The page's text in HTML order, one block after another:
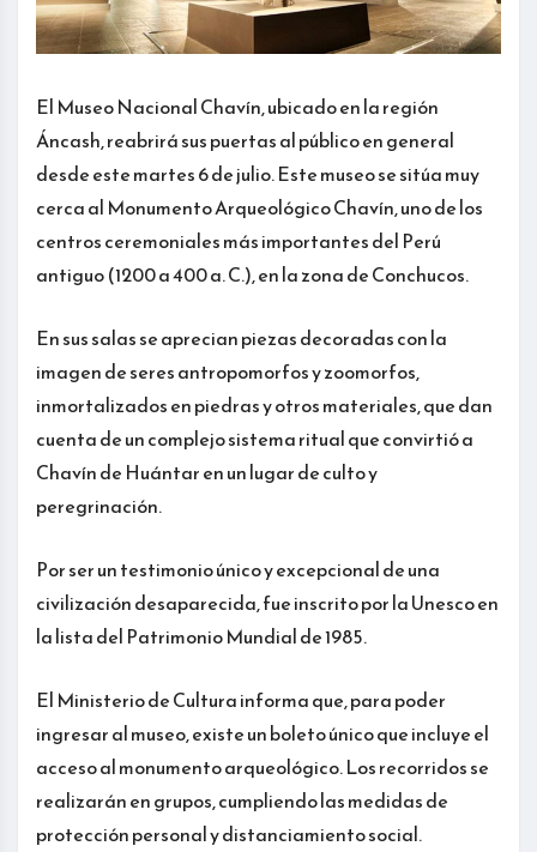
El Museo Nacional Chavín, ubicado en la región
Áncash, reabrirá sus puertas al público en general
desde este martes 6 de julio. Este museo se sitúa muy
cerca al Monumento Arqueológico Chavín, uno de los
centros ceremoniales más importantes del Perú
antiguo (1200 a 400 a. C.), en la zona de Conchucos.
En sus salas se aprecian piezas decoradas con la
imagen de seres antropomorfos y zoomorfos,
inmortalizados en piedras y otros materiales, que dan
cuenta de un complejo sistema ritual que convirtió a
Chavín de Huántar en un lugar de culto y
peregrinación.
Por ser un testimonio único y excepcional de una
civilización desaparecida, fue inscrito por la Unesco en
la lista del Patrimonio Mundial de 1985.
El Ministerio de Cultura informa que, para poder
ingresar al museo, existe un boleto único que incluye el
acceso al monumento arqueológico. Los recorridos se
realizarán en grupos, cumpliendo las medidas de
protección personal y distanciamiento social.